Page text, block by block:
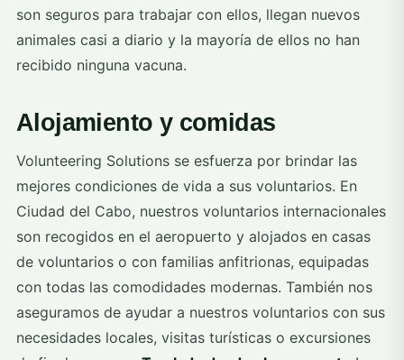
son seguros para trabajar con ellos, llegan nuevos
animales casi a diario y la mayoría de ellos no han
recibido ninguna vacuna.
Alojamiento y comidas
Volunteering Solutions se esfuerza por brindar las
mejores condiciones de vida a sus voluntarios. En
Ciudad del Cabo, nuestros voluntarios internacionales
son recogidos en el aeropuerto y alojados en casas
de voluntarios o con familias anfitrionas, equipadas
con todas las comodidades modernas. También nos
aseguramos de ayudar a nuestros voluntarios con sus
necesidades locales, visitas turísticas o excursiones